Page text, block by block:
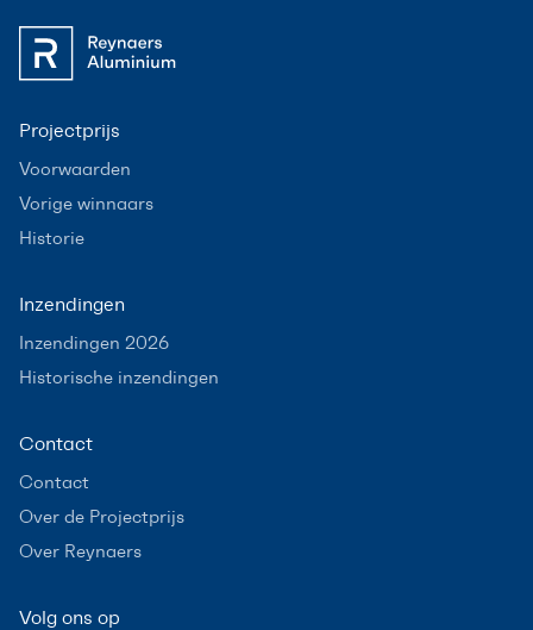
Projectprijs
Voorwaarden
Vorige winnaars
Historie
Inzendingen
Inzendingen 2026
Historische inzendingen
Contact
Contact
Over de Projectprijs
Over Reynaers
Volg ons op